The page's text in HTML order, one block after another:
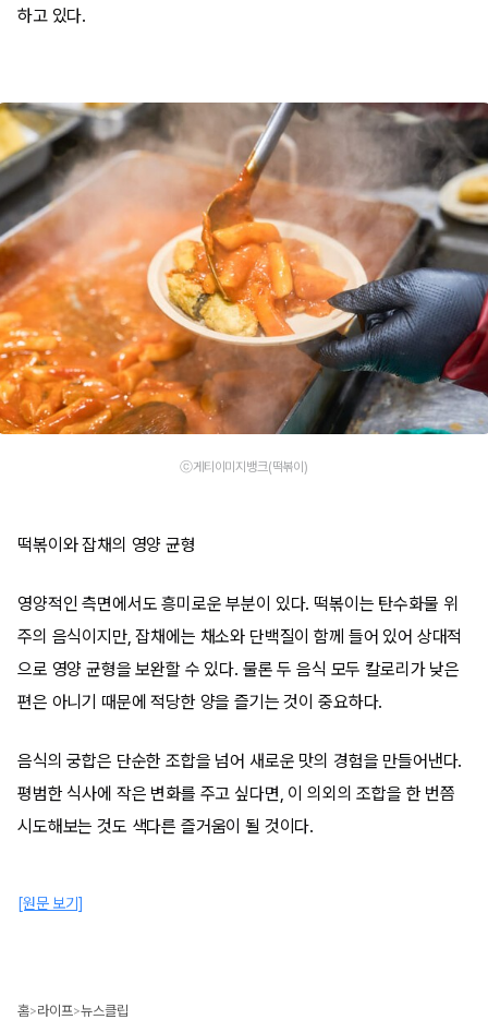
하고 있다.
ⓒ게티이미지뱅크(떡볶이)
떡볶이와 잡채의 영양 균형
영양적인 측면에서도 흥미로운 부분이 있다. 떡볶이는 탄수화물 위
주의 음식이지만, 잡채에는 채소와 단백질이 함께 들어 있어 상대적
으로 영양 균형을 보완할 수 있다. 물론 두 음식 모두 칼로리가 낮은
편은 아니기 때문에 적당한 양을 즐기는 것이 중요하다.
음식의 궁합은 단순한 조합을 넘어 새로운 맛의 경험을 만들어낸다.
평범한 식사에 작은 변화를 주고 싶다면, 이 의외의 조합을 한 번쯤
시도해보는 것도 색다른 즐거움이 될 것이다.
[원문 보기]
홈>라이프>뉴스클립